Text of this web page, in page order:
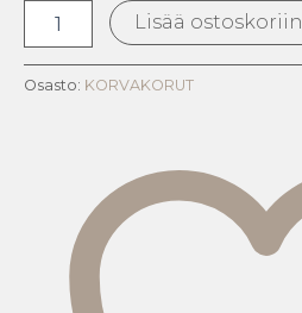
Lisää ostoskoriin
Osasto: KORVAKORUT